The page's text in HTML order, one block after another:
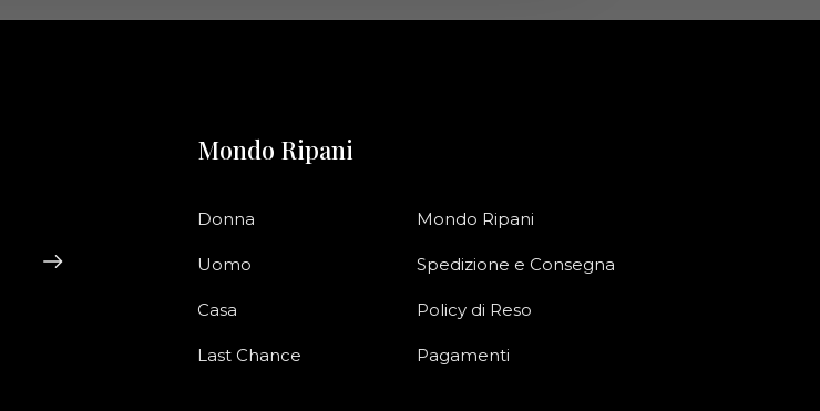
Mondo Ripani
Donna
Uomo
Casa
Last Chance
Mondo Ripani
Spedizione e Consegna
Policy di Reso
Pagamenti